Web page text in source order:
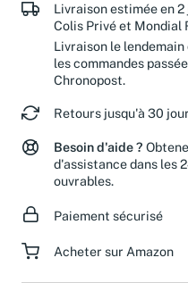
Livraison estimée en
Colis Privé et Mondial
Livraison le
les commandes
Chronopost.
Retours jusqu'à 30
Besoin d'aide ?
d'assistance dans les
ouvrables.
Paiement sécurisé
Acheter sur Amazon